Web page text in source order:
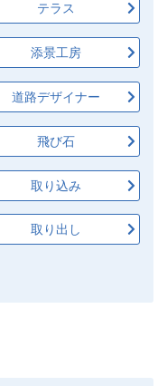
テラス
添景工房
道路デザイナー
飛び石
取り込み
取り出し